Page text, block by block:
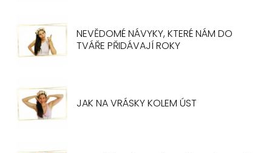
NEVĚDOMÉ NÁVYKY, KTERÉ NÁM DO
TVÁŘE PŘIDÁVAJÍ ROKY
JAK NA VRÁSKY KOLEM ÚST